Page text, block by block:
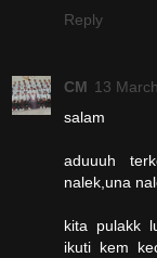
Reply
CM 13
salam
aduuuh
nalek,una
kita pulakk
ikuti kem